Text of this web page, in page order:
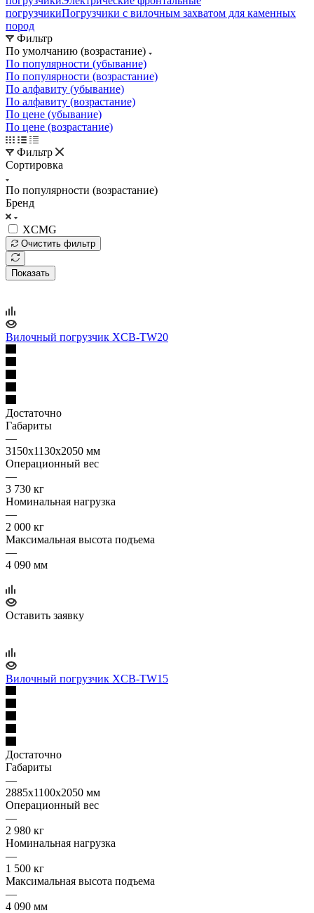
погрузчикиПогрузчики с вилочным захватом для каменных
пород
Фильтр
По умолчанию (возрастание)
По популярности (убывание)
По популярности (возрастание)
По алфавиту (убывание)
По алфавиту (возрастание)
По цене (убывание)
По цене (возрастание)
Фильтр
Сортировка
По популярности (возрастание)
Бренд
XCMG
Очистить фильтр
Показать
Вилочный погрузчик XCB-TW20
Достаточно
Габариты
—
3150х1130х2050 мм
Операционный вес
—
3 730 кг
Номинальная нагрузка
—
2 000 кг
Максимальная высота подъема
—
4 090 мм
Оставить заявку
Вилочный погрузчик XCB-TW15
Достаточно
Габариты
—
2885х1100х2050 мм
Операционный вес
—
2 980 кг
Номинальная нагрузка
—
1 500 кг
Максимальная высота подъема
—
4 090 мм